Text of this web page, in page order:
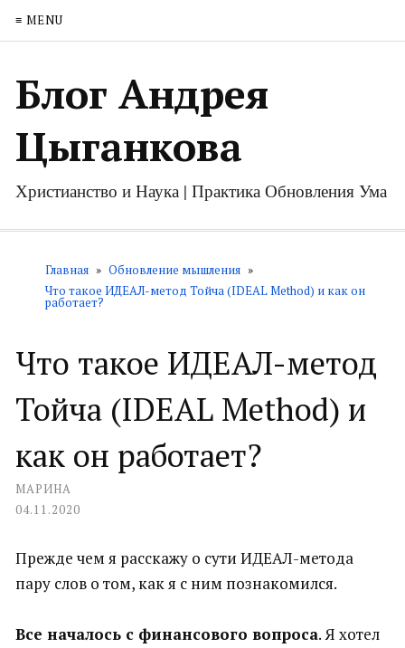
≡ MENU
Блог Андрея
Цыганкова
Христианство и Наука | Практика Обновления Ума
Главная » Обновление мышления »
Что такое ИДЕАЛ-метод Тойча (IDEAL Method) и как он
работает?
Что такое ИДЕАЛ-метод
Тойча (IDEAL Method) и
как он работает?
МАРИНА
04.11.2020
Прежде чем я расскажу о сути ИДЕАЛ-метода
пару слов о том, как я с ним познакомился.
Все началось с финансового вопроса. Я хотел